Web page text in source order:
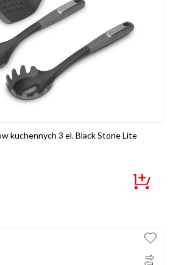
kuchennych 3 el. Black Stone Lite